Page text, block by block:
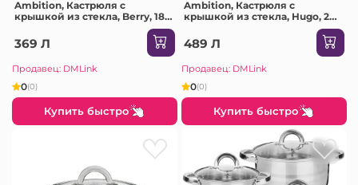
Ambition, Кастрюля с
крышкой из стекла, Berry, 18
закаленное стекло
369 Л
Продавец: DMLink
0(0)
Купить быстро
Ambition, Кастрюля с
крышкой из стекла, Hugo, 22
см, 3.5 л, нержавеющая сталь,
термостойкое стекло
489 Л
Продавец: DMLink
0(0)
Купить быстро